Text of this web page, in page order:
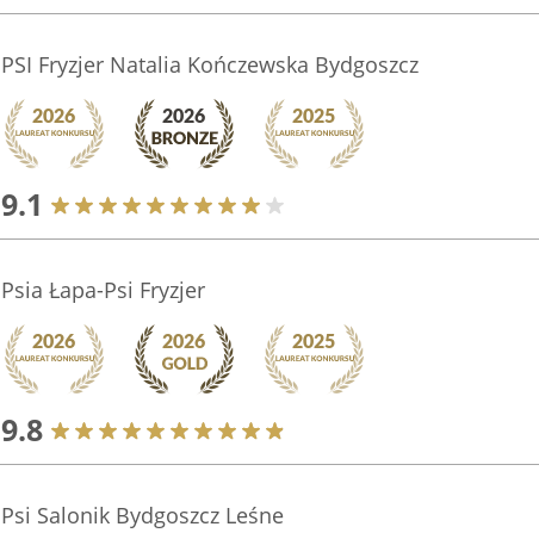
PSI Fryzjer Natalia Kończewska Bydgoszcz
9.1
Psia Łapa-Psi Fryzjer
9.8
Psi Salonik Bydgoszcz Leśne